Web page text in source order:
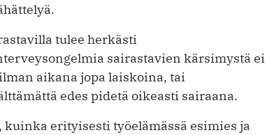
tulee herkästi
sairastavien kärsimystä ei
aikana jopa laiskoina, tai
edes pidetä oikeasti sairaana.
erityisesti työelämässä esimies ja